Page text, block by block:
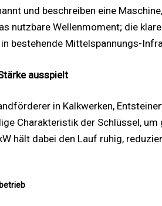
und beschreiben eine
nutzbare Wellenmoment; die
bestehende Mittelspannungs-
ausspielt
in Kalkwerken,
Charakteristik der Schlüssel,
hält dabei den Lauf ruhig,